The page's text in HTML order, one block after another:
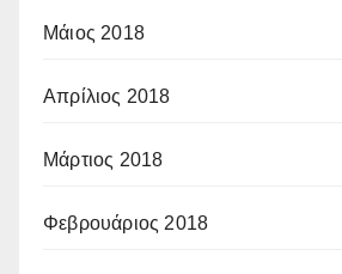
Μάιος 2018
Απρίλιος 2018
Μάρτιος 2018
Φεβρουάριος 2018